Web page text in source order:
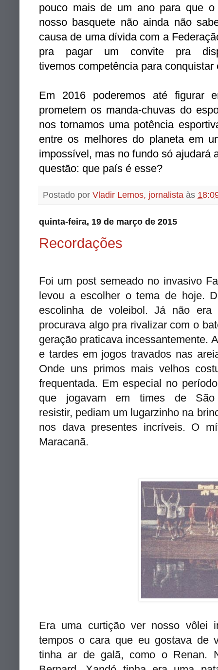
pouco mais de um ano para que
nosso basquete não ainda não
causa de uma dívida com a
pra pagar um convite pra
tivemos competência para
Em 2016 poderemos até figurar
prometem os manda-chuvas do
nos tornamos uma potência
entre os melhores do planeta em
impossível, mas no fundo só ajudará
questão: que país é esse?
Postado por Vladir Lemos, jornalista às
quinta-feira, 19 de março de 2015
Recordações
Foi um post semeado no invasivo
levou a escolher o tema de hoje.
escolinha de voleibol. Já não era
procurava algo pra rivalizar com o
geração praticava incessantemente.
e tardes em jogos travados nas
Onde uns primos mais velhos
frequentada. Em especial no
que jogavam em times de
resistir, pediam um lugarzinho na
nos dava presentes incríveis. O
Maracanã.
Era uma curtição ver nosso vôlei
tempos o cara que eu gostava de
tinha ar de galã, como o Renan.